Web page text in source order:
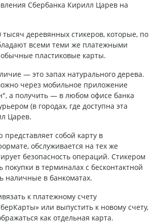
Сбербанка Кирилл Царев на
деревянных стикеров, которые, по
всеми теми же платежными
пластиковые карты.
— это запах натурального дерева.
через мобильное приложение
а получить — в любом офисе банка
(в городах, где доступна эта
Царев.
собой карту в
обслуживается на тех же
безопасность операций. Стикером
в терминалах с бесконтактной
наличные в банкоматах.
к платежному счету
или выпустить к новому счету,
как отдельная карта.